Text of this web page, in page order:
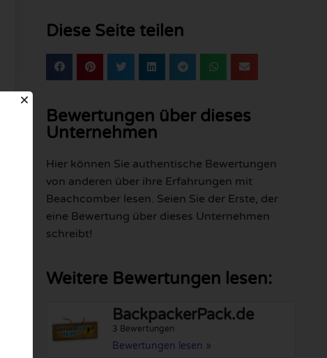
Diese Seite teilen
Bewertungen über dieses
Unternehmen
Hier können Sie authentische Bewertungen
von anderen über ihre Erfahrungen mit
Beachcomber lesen. Seien Sie der Erste, der
eine Bewertung über dieses Unternehmen
schreibt!
Weitere Bewertungen lesen:
BackpackerPack.de
3 Bewertungen
Bewertungen lesen »